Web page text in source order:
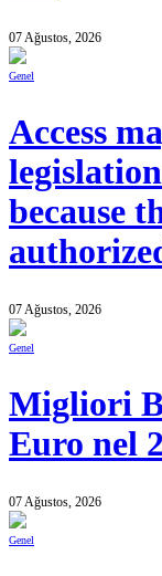
07 Ağustos, 2026
Genel
Access
because
07 Ağustos, 2026
Genel
Migliori
Euro nel
07 Ağustos, 2026
Genel